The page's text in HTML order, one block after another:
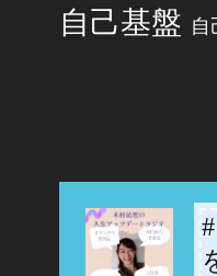
自己基盤 自
-